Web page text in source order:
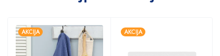
AKCIJA AKCIJA